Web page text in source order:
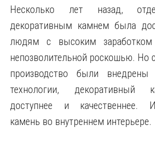
Несколько лет назад,
декоративным камнем была
людям с высоким заработком
непозволительной роскошью. Но
производство были внедрены
технологии, декоративный
доступнее и качественнее.
камень во внутреннем интерьере.